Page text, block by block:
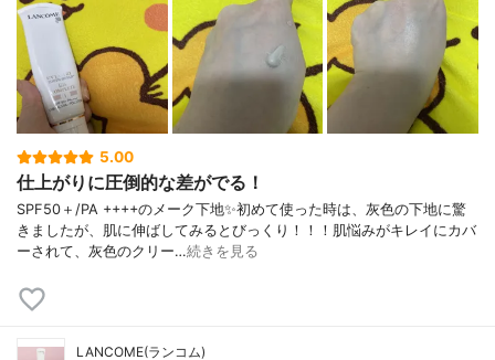
5.00
仕上がりに圧倒的な差がでる！
SPF50＋/PA ++++のメーク下地✨初めて使った時は、灰色の下地に驚
きましたが、肌に伸ばしてみるとびっくり！！！肌悩みがキレイにカバ
ーされて、灰色のクリー…続きを見る
LANCOME(ランコム)